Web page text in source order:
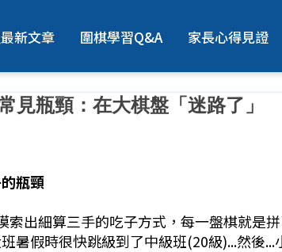
新文章 圍棋學習Q&A 家長心得見證
見瓶頸：在大棋盤「迷路了」
瓶頸
索出細算三手的吃子方式，每一盤棋就是
暑假時很快跳級到了中級班(20級)...然後...